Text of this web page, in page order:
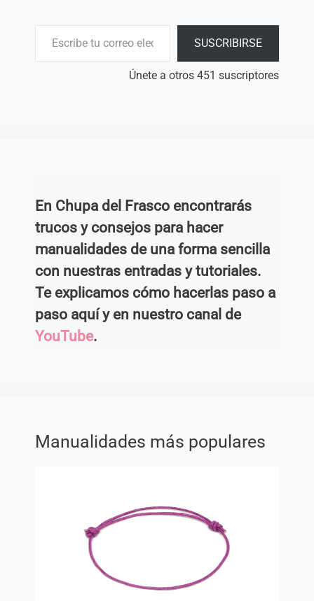
SUSCRIBIRSE
Únete a otros 451 suscriptores
En Chupa del Frasco encontrarás
trucos y consejos para hacer
manualidades de una forma sencilla
con nuestras entradas y tutoriales.
Te explicamos cómo hacerlas paso a
paso aquí y en nuestro canal de
YouTube.
Manualidades más populares